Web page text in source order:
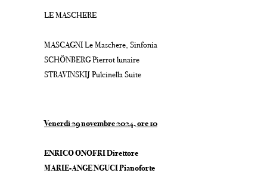
LE MASCHERE
MASCAGNILe Maschere, Sinfonia
SCHÖNBERGPierrot lunaire
STRAVINSKIJPulcinellaSuite
Venerdì 29 novembre 2024, ore 10
ENRICO ONOFRI Direttore
MARIE-ANGE NGUCIPianoforte